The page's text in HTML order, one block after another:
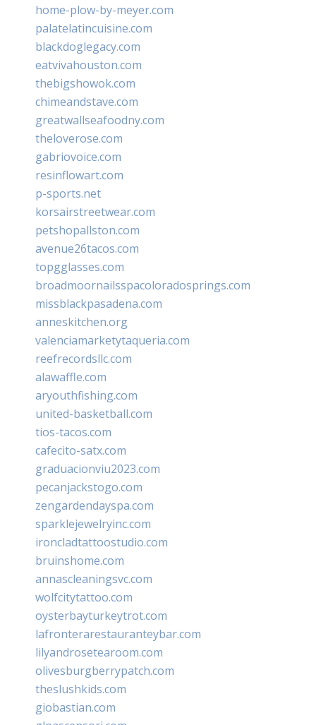
home-plow-by-meyer.com
palatelatincuisine.com
blackdoglegacy.com
eatvivahouston.com
thebigshowok.com
chimeandstave.com
greatwallseafoodny.com
theloverose.com
gabriovoice.com
resinflowart.com
p-sports.net
korsairstreetwear.com
petshopallston.com
avenue26tacos.com
topgglasses.com
broadmoornailsspacoloradosprings.com
missblackpasadena.com
anneskitchen.org
valenciamarketytaqueria.com
reefrecordsllc.com
alawaffle.com
aryouthfishing.com
united-basketball.com
tios-tacos.com
cafecito-satx.com
graduacionviu2023.com
pecanjackstogo.com
zengardendayspa.com
sparklejewelryinc.com
ironcladtattoostudio.com
bruinshome.com
annascleaningsvc.com
wolfcitytattoo.com
oysterbayturkeytrot.com
lafronterarestauranteybar.com
lilyandrosetearoom.com
olivesburgberrypatch.com
theslushkids.com
giobastian.com